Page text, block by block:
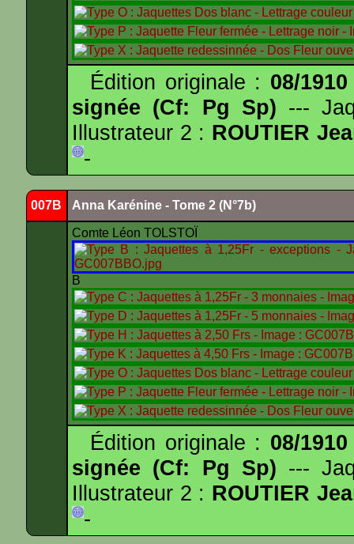
Édition originale : 08/1910
signée (Cf: Pg Sp) ---
Illustrateur 2 : ROUTIER
-
007B Anna Karénine - Tome 2 (N°7b)
Comte Léon TOLSTOÏ
B
Édition originale : 08/1910
signée (Cf: Pg Sp) ---
Illustrateur 2 : ROUTIER
-